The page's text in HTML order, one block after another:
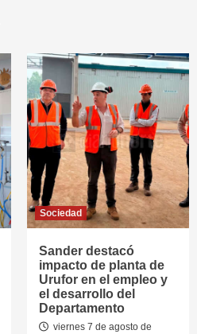
Sociedad
Sander destacó
impacto de planta de
Urufor en el empleo y
el desarrollo del
Departamento
viernes 7 de agosto de